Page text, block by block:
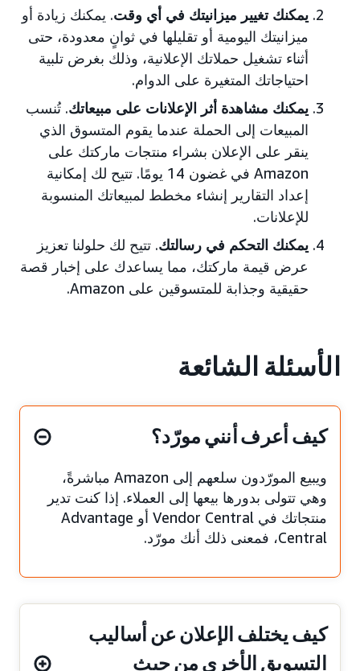
يمكنك تغيير ميزانيتك في أي وقت. يمكنك زيادة أو
ميزانيتك اليومية أو تقليلها في ثوانٍ معدودة، حتى
أثناء تشغيل حملاتك الإعلانية، وذلك بغرض تلبية
احتياجاتك المتغيرة على الدوام.
يمكنك مشاهدة أثر الإعلانات على مبيعاتك. تُنسب
المبيعات إلى الحملة عندما يقوم المتسوق الذي
ينقر على الإعلان بشراء منتجات ماركتك على
Amazon في غضون 14 يومًا. تتيح لك إمكانية
إعداد التقارير إنشاء مخطط لمبيعاتك المنسوبة
للإعلانات.
يمكنك التحكم في رسالتك. تتيح لك حلولنا تعزيز
عرض قيمة ماركتك، مما يساعدك على إخبار قصة
حقيقية وجذابة للمتسوقين على Amazon.
الأسئلة الشائعة
كيف أعرف أنني مورّد؟
ويبيع المورّدون سلعهم إلى Amazon مباشرةً،
وهي تتولى بدورها بيعها إلى العملاء. إذا كنت تدير
منتجاتك في Vendor Central أو Advantage
Central، فمعنى ذلك أنك مورّد.
كيف يختلف الإعلان عن أساليب
التسويق الأخرى من حيث